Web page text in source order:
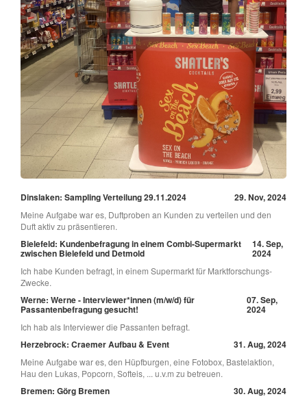
Dinslaken: Sampling Verteilung 29.11.2024 29. Nov, 2024
Meine Aufgabe war es, Duftproben an Kunden zu verteilen und den
Duft aktiv zu präsentieren.
Bielefeld: Kundenbefragung in einem Combi-Supermarkt
zwischen Bielefeld und Detmold
14. Sep,
2024
Ich habe Kunden befragt, in einem Supermarkt für Marktforschungs-
Zwecke.
Werne: Werne - Interviewer*innen (m/w/d) für
Passantenbefragung gesucht!
07. Sep,
2024
Ich hab als Interviewer die Passanten befragt.
Herzebrock: Craemer Aufbau & Event 31. Aug, 2024
Meine Aufgabe war es, den Hüpfburgen, eine Fotobox, Bastelaktion,
Hau den Lukas, Popcorn, Softeis, ... u.v.m zu betreuen.
Bremen: Görg Bremen 30. Aug, 2024